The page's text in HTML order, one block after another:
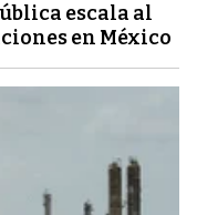
escala al
en México